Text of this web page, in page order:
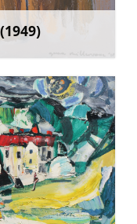
Sužinoti daugiau